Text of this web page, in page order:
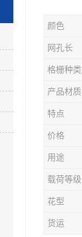
颜色
网孔长
格栅种类
产品材质
特点
价格
用途
载荷等级
花型
货运